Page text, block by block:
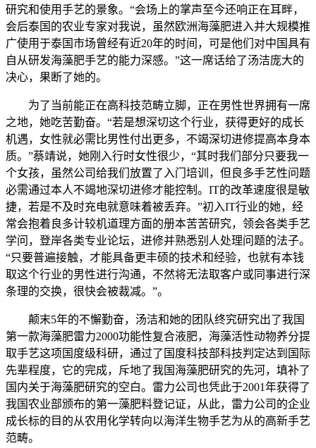
研究和使用手艺的景象。“会场上的掌声至今还响正在耳畔，
会后泰国的农业专家对我说，虽然欧洲海藻肥进入并大规模推
广使用于泰国市场曾经有近20年的时间，可是他们对中国具有
自从研发海藻肥手艺的能力深感。”这一席话给了汤洁庞大的
决心，果断了她的。
为了当前能正在高科技范畴立脚，正在男性世界拥有一席
之地，她吃苦勤奋。“若是想深切这个行业，获得更好的成长
机遇，女性就必需比男性付出更多，不竭深切进修提高本身本
质。”蔡靖说，她刚入行时女性很少，“其时我们部分只要我一
个女孩，虽然公司给我们放置了入门培训，但良多手艺性问题
必需通过本人不竭地深切进修才能控制。IT的改革速度很是敏
捷，若是不及时充电就意味着被丢弃。”初入IT行业的她，经
常会抱着良多计较机道理方面的册本苦苦研究，领会各类手艺
学问，登岸各类专业论坛，进修并熟悉别人处理问题的法子。
“只要普遍接触，才能具备更丰硕的技术和经验，也就有本钱
取这个行业的男性进行沟通，不然将无法取客户或同事进行深
条理的交换，很快会被裁减。”。
颠末5年的不懈勤奋，汤洁和她的团队终究研究出了我国
第一款海藻肥雷力2000功能性复合液肥，海藻活性动物养分提
取手艺这项国度级科研，通过了国度科技部科技判定达到国际
先辈程度，它的完成，斥地了我国海藻肥研究的先河，填补了
国内关于海藻肥研究的空白。雷力公司也凭此于2001年获得了
我国农业部颁布的第一藻肥料登记证，从此，雷力公司的企业
成长标的目的从农用化学转向以海洋生物手艺为从的高新手艺
范畴。